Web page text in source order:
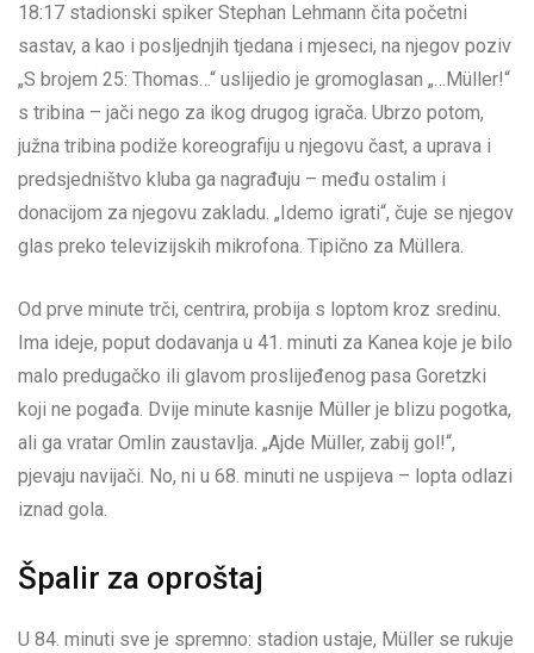
18:17 stadionski spiker Stephan Lehmann čita početni
sastav, a kao i posljednjih tjedana i mjeseci, na njegov poziv
„S brojem 25: Thomas…“ uslijedio je gromoglasan „…Müller!“
s tribina – jači nego za ikog drugog igrača. Ubrzo potom,
južna tribina podiže koreografiju u njegovu čast, a uprava i
predsjedništvo kluba ga nagrađuju – među ostalim i
donacijom za njegovu zakladu. „Idemo igrati“, čuje se njegov
glas preko televizijskih mikrofona. Tipično za Müllera.
Od prve minute trči, centrira, probija s loptom kroz sredinu.
Ima ideje, poput dodavanja u 41. minuti za Kanea koje je bilo
malo predugačko ili glavom proslijeđenog pasa Goretzki
koji ne pogađa. Dvije minute kasnije Müller je blizu pogotka,
ali ga vratar Omlin zaustavlja. „Ajde Müller, zabij gol!“,
pjevaju navijači. No, ni u 68. minuti ne uspijeva – lopta odlazi
iznad gola.
Špalir za oproštaj
U 84. minuti sve je spremno: stadion ustaje, Müller se rukuje